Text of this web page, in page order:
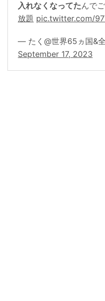
入れなくなってたんで
放題 pic.twitter.com/
— たく@世界65ヵ国&
September 17, 2023